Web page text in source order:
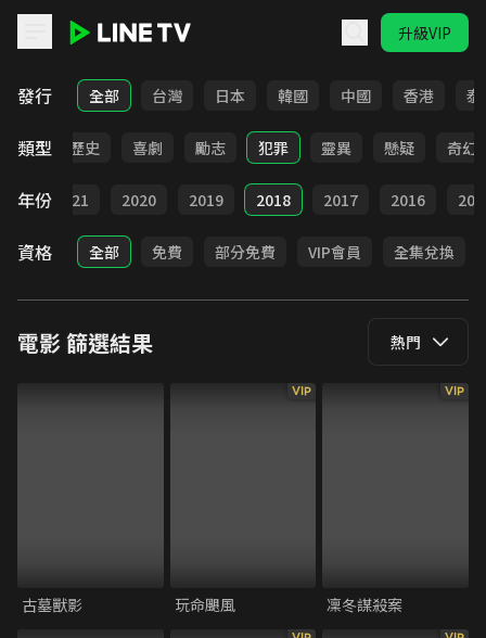
升級VIP
LINE TV - 電影
發行 全部 台灣 日本 韓國 中國 香港 泰
類型
動作 歷史 喜劇 勵志 犯罪 靈異 懸疑 奇幻
年份 2021 2020 2019 2018 2017 2016
資格 全部 免費 部分免費 VIP會員 全集兌換
電影篩選結果 熱門
古墓獸影
VIP
玩命颶風
VIP
凜冬謀殺案